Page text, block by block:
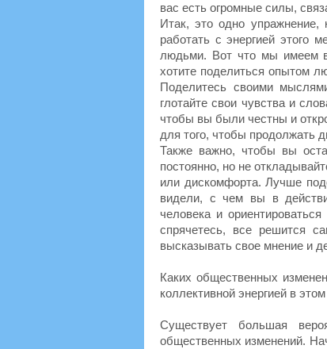
вас есть огромные силы,
Итак, это одно упражнение,
работать с энергией этого
людьми. Вот что мы имеем
хотите поделиться опытом
Поделитесь своими
глотайте свои чувства и
чтобы вы были честны и
для того, чтобы продолжать
Также важно, чтобы вы
постоянно, но не
или дискомфорта. Лучше
видели, с чем вы в
человека и
спрячетесь, все решится
высказывать свое мнение и
Каких общественных
коллективной энергией в
Существует большая
общественных изменений.